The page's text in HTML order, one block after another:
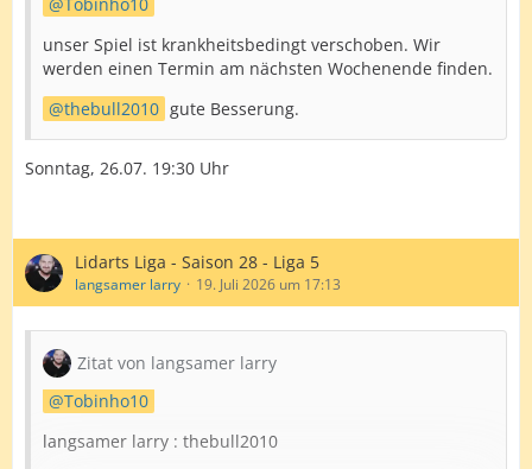
unser Spiel ist krankheitsbedingt verschoben. Wir
werden einen Termin am nächsten Wochenende finden.
thebull2010 gute Besserung.
Sonntag, 26.07. 19:30 Uhr
Lidarts Liga - Saison 28 - Liga 5
langsamer larry 19. Juli 2026 um 17:13
Zitat von langsamer larry
Tobinho10
langsamer larry : thebull2010